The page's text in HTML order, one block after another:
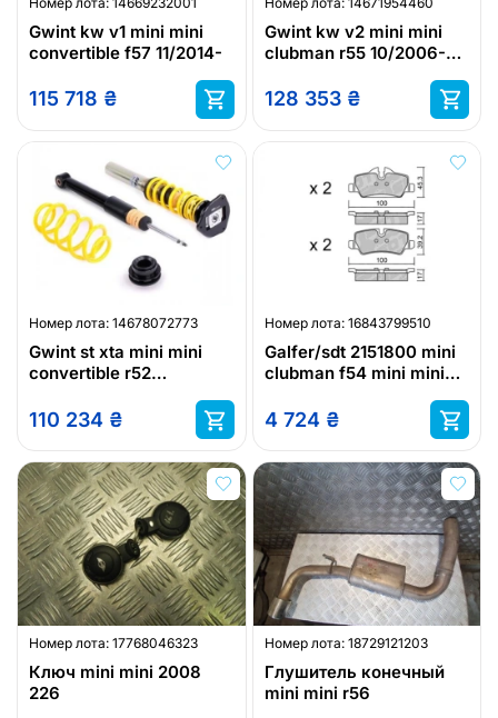
Gwint kw v1 mini mini
convertible f57 11/2014-
115 718 ₴
Gwint kw v2 mini mini
clubman r55 10/2006-
128 353 ₴
Номер лота: 14678072773
Gwint st xta mini mini
convertible r52
110 234 ₴
Номер лота: 16843799510
Galfer/sdt 2151800 mini
clubman f54 mini mini
4 724 ₴
Номер лота: 17768046323
Ключ mini mini 2008
226
Номер лота: 18729121203
Глушитель конечный
mini mini r56